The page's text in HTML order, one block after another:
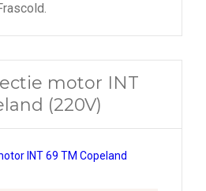
motor INT
(220V)